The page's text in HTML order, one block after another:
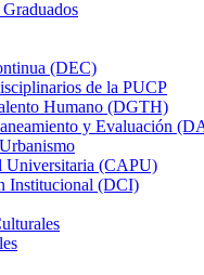
(DEC)
de la PUCP
Humano (DGTH)
y Evaluación
Universitaria (CAPU)
Institucional (DCI)